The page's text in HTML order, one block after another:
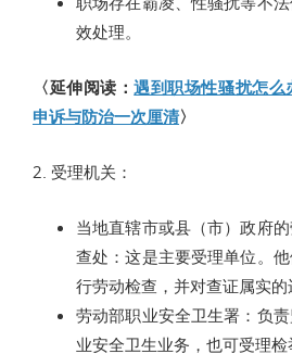
效处理。
〈延伸阅读：遇到职场性骚扰怎么
申诉与防治一次厘清〉
2. 受理机关：
当地直辖市或县（市）政府
查处：这是主要受理单位。
行劳动检查，并对查证属实的
劳动部职业安全卫生署：负
业安全卫生业务，也可受理检